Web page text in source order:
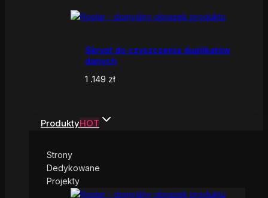
Skrypt do czyszczenia duplikatów
danych
1 .149 zł
ProduktyHOT
Strony
Dedykowane
Projekty